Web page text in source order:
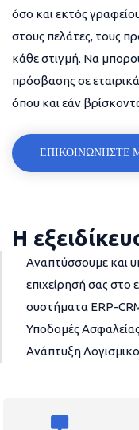
όσο και εκτός
στους πελάτες, τους
κάθε στιγμή. Να
πρόσβασης σε
όπου και εάν
ΕΠΙΚΟΙΝΩΝΗΣΤΕ
Η
Αναπτύσσουμε και
επιχείρησή σας στο
συστήματα ERP-
Υποδομές
Ανάπτυξη